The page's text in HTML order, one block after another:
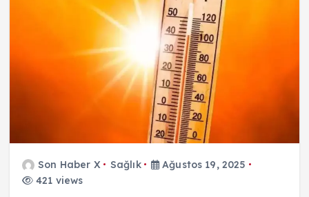
Son Haber X Sağlık
Ağustos 19, 2025
421 views